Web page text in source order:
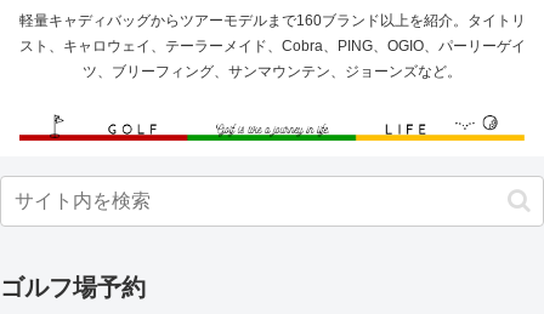
軽量キャディバッグからツアーモデルまで160ブランド以上を紹介。タイトリ
スト、キャロウェイ、テーラーメイド、Cobra、PING、OGIO、パーリーゲイ
ツ、ブリーフィング、サンマウンテン、ジョーンズなど。
ゴルフ場予約